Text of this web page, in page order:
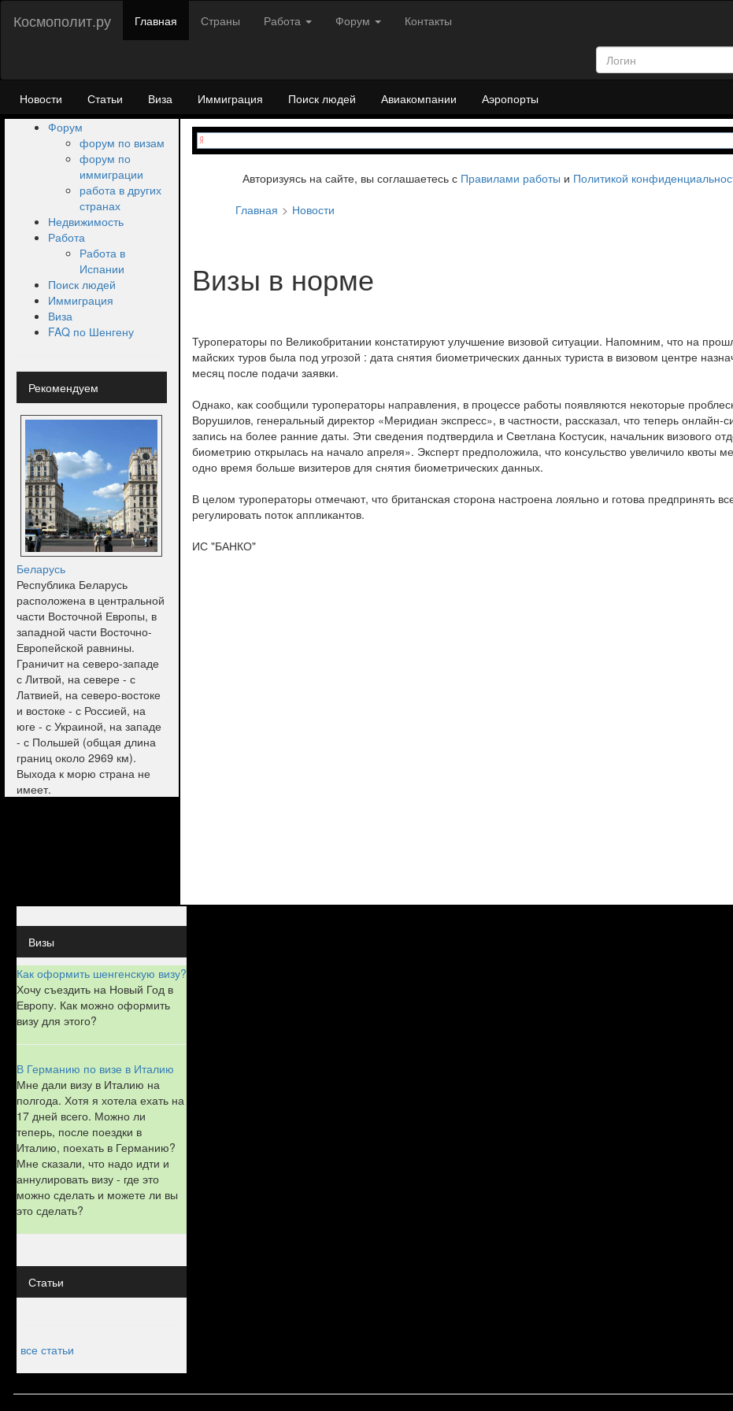
Космополит.ру Главная Страны Работа Форум Контакты
Новости Статьи Виза Иммиграция Поиск людей Авиакомпании
Аэропорты
Форум
форум по визам
форум по
иммиграции
работа в других
странах
Недвижимость
Работа
Работа в
Испании
Поиск людей
Иммиграция
Виза
FAQ по Шенгену
Рекомендуем
Беларусь
Республика Беларусь
расположена в центральной
части Восточной Европы, в
западной части Восточно-
Европейской равнины.
Граничит на северо-западе
с Литвой, на севере - с
Латвией, на северо-востоке
и востоке - с Россией, на
юге - с Украиной, на западе
- с Польшей (общая длина
границ около 2969 км).
Выхода к морю страна не
имеет.
Авторизуясь на сайте, вы соглашаетесь с Правилами работы и Политикой
Главная
Новости
Визы в норме
Туроператоры по Великобритании констатируют улучшение визовой ситуации. Напомним, что на
майских туров была под угрозой : дата снятия биометрических данных туриста в визовом центре
месяц после подачи заявки.
Однако, как сообщили туроператоры направления, в процессе работы появляются некоторые
Ворушилов, генеральный директор «Меридиан экспресс», в частности, рассказал, что теперь онлайн-
запись на более ранние даты. Эти сведения подтвердила и Светлана Костусик, начальник визового
биометрию открылась на начало апреля». Эксперт предположила, что консульство увеличило квоты
одно время больше визитеров для снятия биометрических данных.
В целом туроператоры отмечают, что британская сторона настроена лояльно и готова предпринять
регулировать поток аппликантов.
ИС "БАНКО"
Визы
Как оформить шенгенскую визу?
Хочу съездить на Новый Год в
Европу. Как можно оформить
визу для этого?
В Германию по визе в Италию
Мне дали визу в Италию на
полгода. Хотя я хотела ехать на
17 дней всего. Можно ли
теперь, после поездки в
Италию, поехать в Германию?
Мне сказали, что надо идти и
аннулировать визу - где это
можно сделать и можете ли вы
это сделать?
Статьи
все статьи